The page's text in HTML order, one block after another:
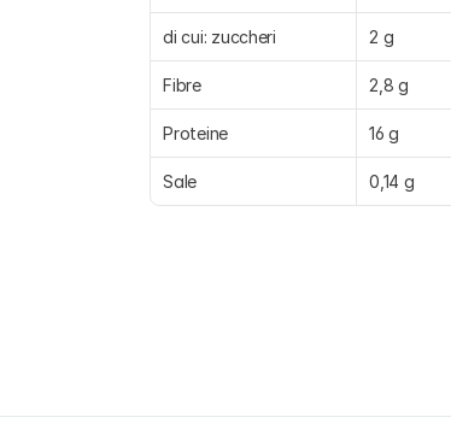
di cui: zuccheri 2 g
Fibre 2,8 g
Proteine 16 g
Sale 0,14 g